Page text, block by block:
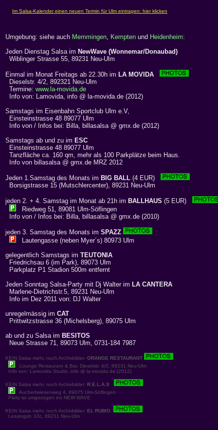
Umgebung: siehe auch Memmingen, Kempten und Heidenheim:
Jeden Dienstag Salsa im NewWave (Wonnemar/Donaubad)
Wiblinger Strasse 55, 89231 Neu-Ulm
Einmal im Monat Freitags ab 22.30h im LA MOVIDA
Dieselstr. 4/2, 892321 Neu-Ulm
Termine: www.la-movida.de
Info von: Lamovida, info @ la-movida.de (2012)
Samstags im Eisenbahn Sportclub Ulm e.V,
Einsteinstrasse 48 89077 Ulm
Info von / Infos bei: Billa, billasalsa @ gmx.de (2012)
Samstags ab und zu im ESC
Einsteinstrasse 48 89077 Ulm
Tanzfläche ca. 160 qm, mehr als 100 Parkplätze beim Haus.
Info von billasalsa @ gmx.de MRZ 2012
Jeden 1.Samstag des Monats im BIG BALL (4 EUR)
Borsigstrasse 15 (Mutschlercenter), 89231 Neu-Ulm
jeden 2. + 4. Samstag im Monat ab 21h im BALLHAUS (5 EUR)
Riedweg 51, 89081 Ulm-Söflingen
Info von / Infos bei: Billa, billasalsa @ gmx.de (2010)
jeden 3. Samstag des Monats im SPAZZ
Lautengasse (neben Myer´s) 80973 Ulm
gelegentlich Samstags im TEUTONIA
Friedrichsau 6 (im Park), 89073 Ulm
Parkplatz P1 Stadion 500m entfernt
Jeden Sonntag Salsa-Party mit Dj Walter im LA CANTERA
Marlene-Dietrichstr.5, 89231 Neu-Ulm
Info im Dez 2011 von: DJ Walter
unregelmässig im CAT
Prittwitzstrasse 36 (Michelsberg), 89075 Ulm
ab und zu Salsa im BESITOS
Neue Strasse 71, 89073 Ulm, 0731-184 7987
KEIN Salsa mehr, noch Archivbilder: ORANGE RESTAURANT
Lounge Restaurant & Bar, Dieselstr. 4/2, 89231 Neu-Ulm
Info von: Lamovida Studio, info @ la-movida.de (2012)
KEIN Salsa mehr, noch Archivbilder: R.E.L.A.X
Auchertwiesenweg 4, 89075 Ulm-Söflingen
Party ist umgezogen ins NEW WAVE
KEIN Salsa mehr, noch Archivbilder: EL RUBIO,
Lessingstr. 10c, 89231 Neu-Ulm